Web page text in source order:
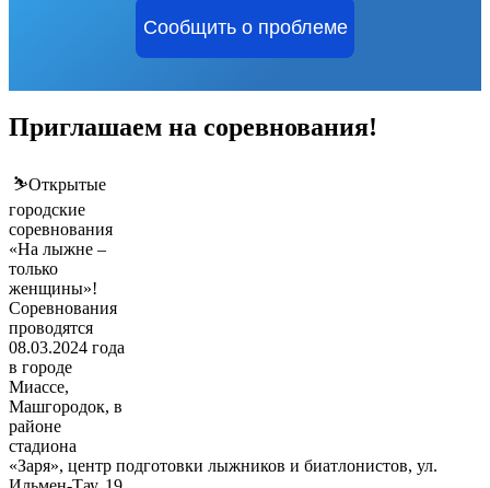
Сообщить о проблеме
Приглашаем на соревнования!
⛷Открытые
городские
соревнования
«На лыжне –
только
женщины»!
Соревнования
проводятся
08.03.2024 года
в городе
Миассе,
Машгородок, в
районе
стадиона
«Заря», центр подготовки лыжников и биатлонистов, ул.